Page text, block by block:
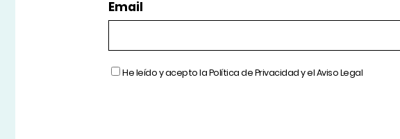
Email
He leído y acepto laPolítica de Privacidady elAviso Legal